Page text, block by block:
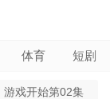
体育 短剧
游戏开始第02集